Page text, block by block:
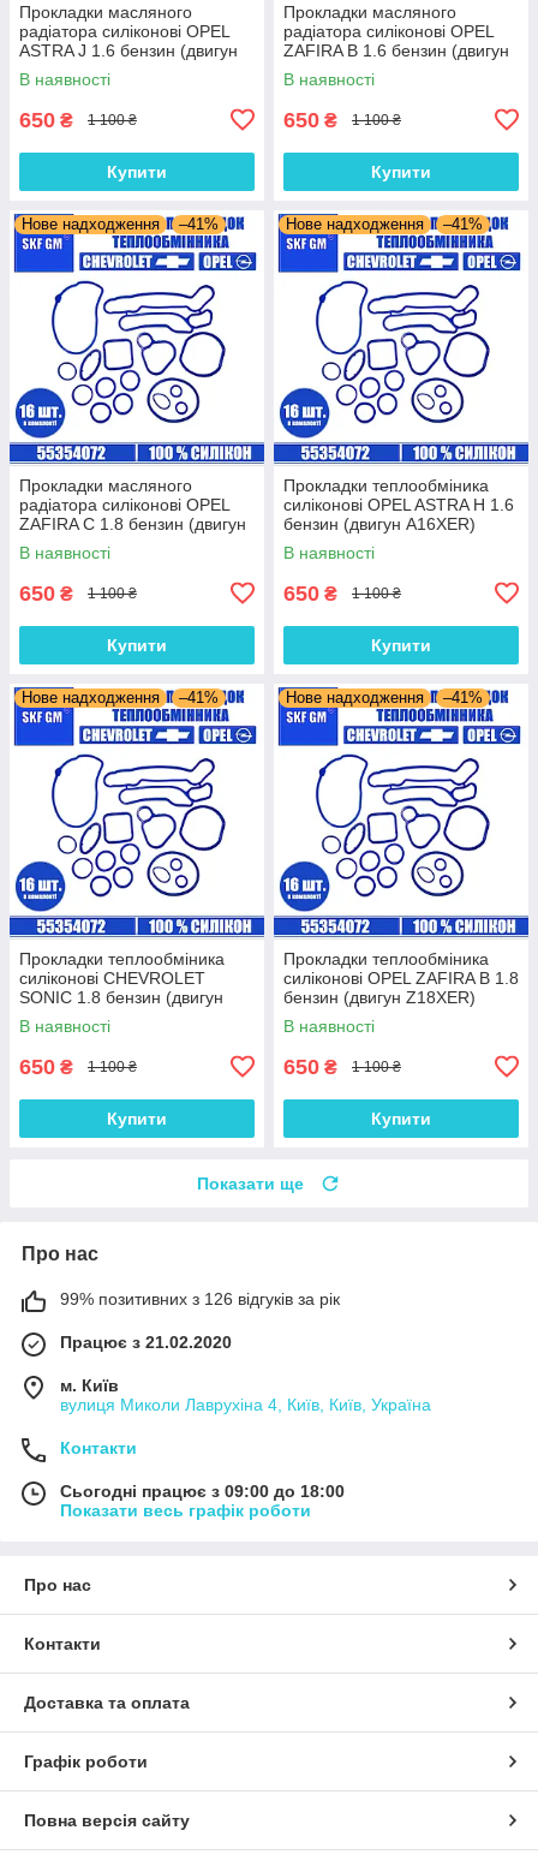
Прокладки масляного
радіатора силіконові OPEL
ASTRA J 1.6 бензин (двигун
A18XER) комплект 16 шт.
В наявності
650 ₴ 1 100 ₴
Купити
Прокладки масляного
радіатора силіконові OPEL
ZAFIRA B 1.6 бензин (двигун
Z16XER) комплект 16 шт.
В наявності
650 ₴ 1 100 ₴
Купити
Нове надходження –41%
Прокладки масляного
радіатора силіконові OPEL
ZAFIRA C 1.8 бензин (двигун
A18XEL) комплект 16 шт.
В наявності
650 ₴ 1 100 ₴
Купити
Нове надходження –41%
Прокладки теплообміника
силіконові OPEL ASTRA H 1.6
бензин (двигун A16XER)
комплект 16 шт.
В наявності
650 ₴ 1 100 ₴
Купити
Нове надходження –41%
Прокладки теплообміника
силіконові CHEVROLET
SONIC 1.8 бензин (двигун
F18D4) комплект 16 шт.
В наявності
650 ₴ 1 100 ₴
Купити
Нове надходження –41%
Прокладки теплообміника
силіконові OPEL ZAFIRA B 1.8
бензин (двигун Z18XER)
комплект 16 шт.
В наявності
650 ₴ 1 100 ₴
Купити
Показати ще
Про нас
99% позитивних з 126 відгуків за рік
Працює з 21.02.2020
м. Київ
вулиця Миколи Лаврухіна 4, Київ, Київ, Україна
Контакти
Сьогодні працює з 09:00 до 18:00
Показати весь графік роботи
Про нас
Контакти
Доставка та оплата
Графік роботи
Повна версія сайту